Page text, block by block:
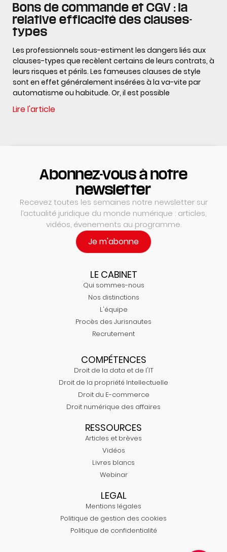
Bons de commande et CGV : la
relative efficacité des clauses-
types
Les professionnels sous-estiment les dangers liés aux
clauses-types que recèlent certains de leurs contrats, à
leurs risques et périls. Les fameuses clauses de style
sont en effet généralement insérées à la va-vite par
automatisme ou habitude. Or, il est possible
Lire l'article
Abonnez-vous à notre
newsletter
Recevez toutes les semaines notre newsletter sur
l’actualité juridique du monde numérique : articles,
vidéos, évenements au programme.
Je m'abonne
LE CABINET
Qui sommes-nous
Nos distinctions
L'équipe
Procès des Jurisnautes
Recrutement
COMPÉTENCES
Droit de la data et de l'IT
Droit de la propriété Intellectuelle
Droit du E-commerce
Droit numérique des affaires
RESSOURCES
Articles et brèves
Vidéos
Livres blancs
Webinar
LEGAL
Mentions légales
Politique de gestion des cookies
Politique de confidentialité